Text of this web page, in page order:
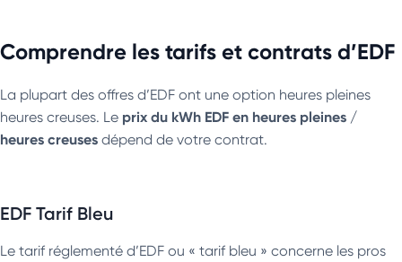
Comprendre les tarifs et contrats d’EDF
La plupart des offres d’EDF ont une option heures pleines
heures creuses. Le prix du kWh EDF en heures pleines /
heures creuses dépend de votre contrat.
EDF Tarif Bleu
Le tarif réglementé d’EDF ou « tarif bleu » concerne les pros